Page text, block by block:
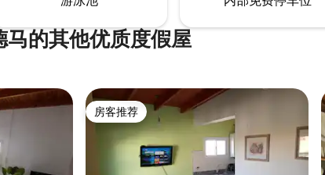
马的其他优质度假屋
房客推荐
房客推荐